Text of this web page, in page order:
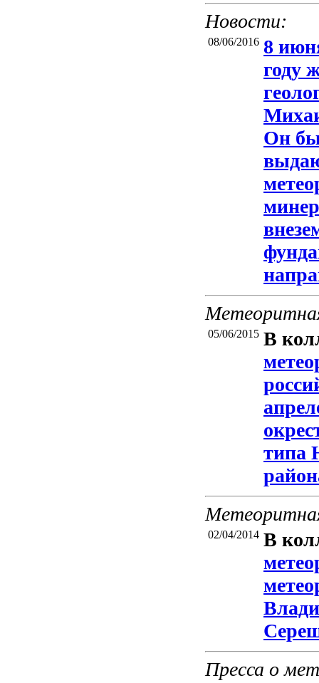
Новости:
08/06/2016 8
году
Он
05/06/2015 В
типа
02/04/2014 В
Пресса о